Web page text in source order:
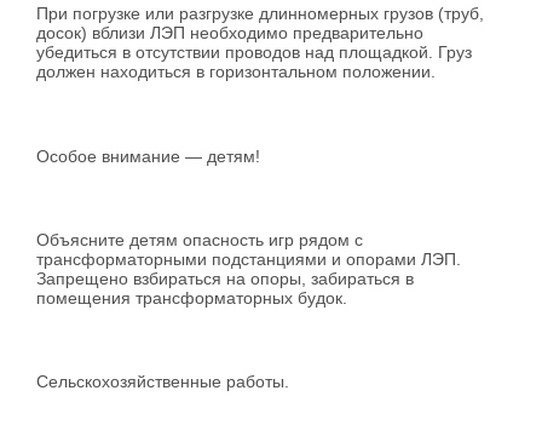
При погрузке или разгрузке длинномерных грузов (труб,
досок) вблизи ЛЭП необходимо предварительно
убедиться в отсутствии проводов над площадкой. Груз
должен находиться в горизонтальном положении.
Особое внимание — детям!
Объясните детям опасность игр рядом с
трансформаторными подстанциями и опорами ЛЭП.
Запрещено взбираться на опоры, забираться в
помещения трансформаторных будок.
Сельскохозяйственные работы.